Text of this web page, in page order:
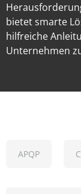
bietet smarte
hilfreiche
Unternehmen
APQP